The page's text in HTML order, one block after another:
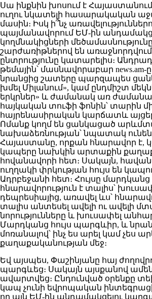
Սա ինքնին խոսում է
ուղու նկատելի հասարակական
մասին։ Իսկ ի՞նչ
պայմանավորում ԵՄ-ին
կողմնակիցների
շարժառիթներով են առաջնորդվում
ընտրությունը կատարելիս։
թեմային՝ մասնավորաբար news.am-ը
նրանցից շատերը պարզապես
խմել Միլանում», կամ ընդմիշտ
երկրներ» և ժամանակ առ
հայկական տուֆի ֆոնին՝ տարին
հայրենասիրական կարճատև
Ոմանք կողմ են ցանկացած
նախաձեռնության՝ նպատակ
Հայաստանը, որքան հնարավոր է,
կապերը նախկին արտաքին
հովանավորի հետ։ Սակայն,
ուղղակի փրկության հույս են
Ադրբեջանի հետ։ Հույսը մարդկանց
հնարավորություն է տալիս՝
դեպրեսիայից, առավել ևս՝
տալիս անտեսել ավելի ու ավելի
նորությունները և խուսափել
Մարդկանց հույս պարգևիր, և
մոռանալով՝ ինչ ես արել կամ չես
քաղաքականության մեջ։
Եվ այսպես, Փաշինյանը հայ
պարգևեց։ Սակայն այսքանով ամեն
ավարտվեց։ Ընդունված օրենքը
կապ չունի եվրոպական
որ այն ԵՄ-ին անդամակցելու